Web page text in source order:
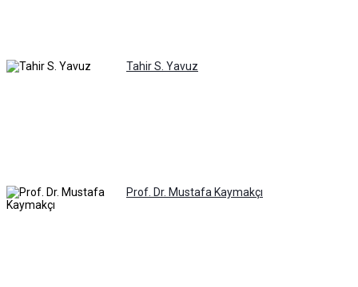
Tahir S. Yavuz
Prof. Dr. Mustafa Kaymakçı